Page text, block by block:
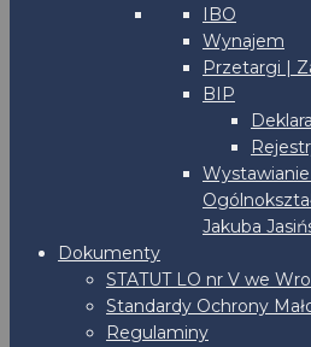
IBO
Wynajem
Przetargi |
BIP
Jakuba
Dokumenty
STATUT LO nr V we
Standardy Ochrony
Regulaminy